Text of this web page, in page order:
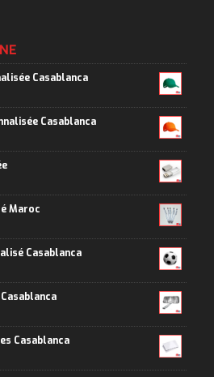
Casablanca
Casablanca
Maroc
Casablanca
Casablanca